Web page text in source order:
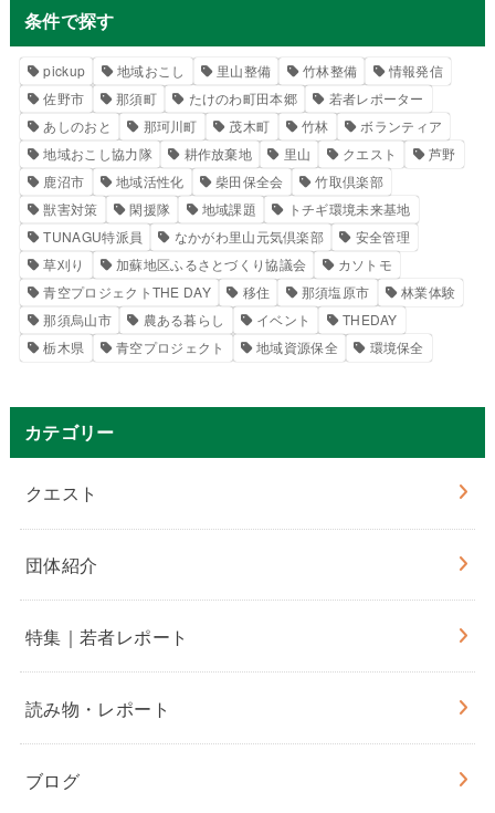
条件で探す
pickup 地域おこし 里山整備 竹林整備
情報発信
佐野市
那須町 たけのわ町田本郷
若者レポーター
あしのおと
那珂川町 茂木町 竹林
ボランティア
地域おこし協力隊
耕作放棄地 里山 クエスト
芦野
鹿沼市
地域活性化 柴田保全会
竹取倶楽部
獣害対策
閑援隊 地域課題
トチギ環境未来基地
TUNAGU特派員
なかがわ里山元気倶楽部
安全管理
草刈り
加蘇地区ふるさとづくり協議会
カソトモ
青空プロジェクトTHE DAY
移住 那須塩原市
林業体験
那須烏山市
農ある暮らし イベント
THEDAY
栃木県
青空プロジェクト 地域資源保全 環境保全
カテゴリー
クエスト
団体紹介
特集｜若者レポート
読み物・レポート
ブログ